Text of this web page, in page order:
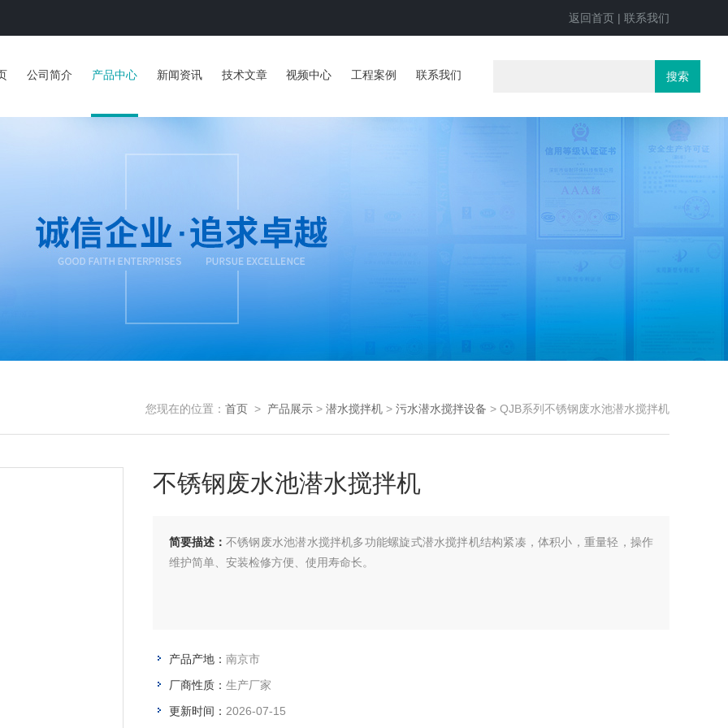
返回首页 | 联系我们
公司简介 产品中心 新闻资讯 技术文章 视频中心 工程案例 联系我们
您现在的位置： 首页 > 产品展示 > 潜水搅拌机 > 污水潜水搅拌设备 > QJB系列不锈钢废水池潜水搅拌机
不锈钢废水池潜水搅拌机
简要描述： 不锈钢废水池潜水搅拌机多功能螺旋式潜水搅拌机结构紧凑，体积小，重量轻，操作
维护简单、安装检修方便、使用寿命长。
产品产地： 南京市
厂商性质： 生产厂家
更新时间： 2026-07-15